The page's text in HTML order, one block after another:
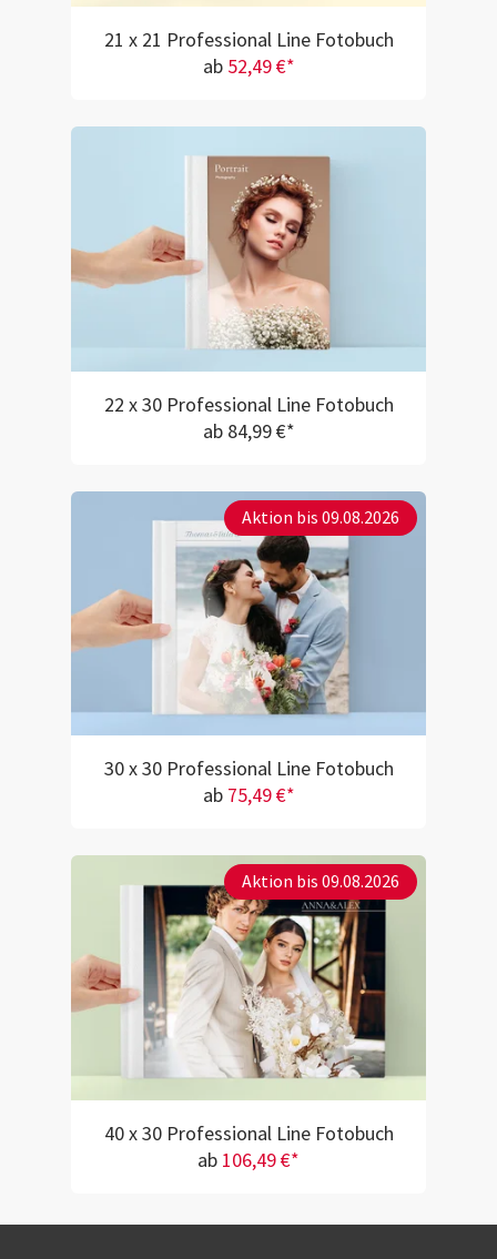
21 x 21 Professional Line Fotobuch
ab 52,49 €*
22 x 30 Professional Line Fotobuch
ab 84,99 €*
Aktion bis 09.08.2026
30 x 30 Professional Line Fotobuch
ab 75,49 €*
Aktion bis 09.08.2026
40 x 30 Professional Line Fotobuch
ab 106,49 €*